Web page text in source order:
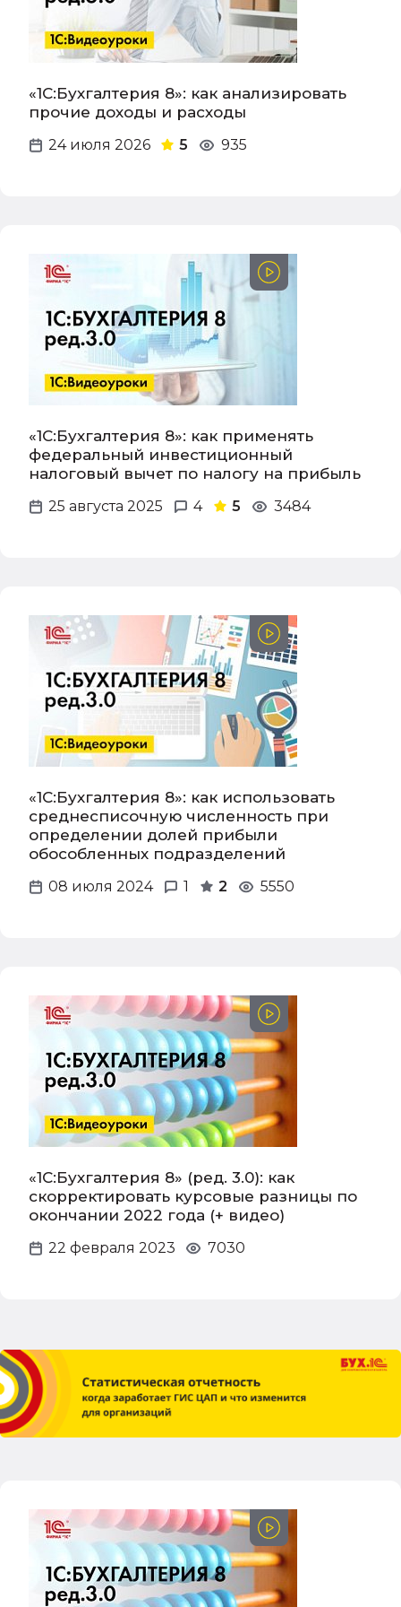
«1С:Бухгалтерия 8»: как анализировать
прочие доходы и расходы
24 июля 2026 5 935
«1С:Бухгалтерия 8»: как применять
федеральный инвестиционный
налоговый вычет по налогу на прибыль
25 августа 2025 4 5 3484
«1С:Бухгалтерия 8»: как использовать
среднесписочную численность при
определении долей прибыли
обособленных подразделений
08 июля 2024 1 2 5550
«1С:Бухгалтерия 8» (ред. 3.0): как
скорректировать курсовые разницы по
окончании 2022 года (+ видео)
22 февраля 2023 7030